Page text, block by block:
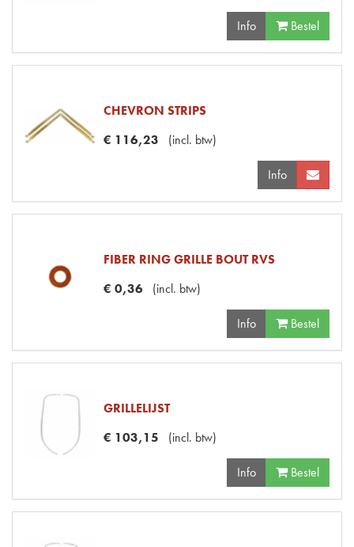
Info Bestel
CHEVRON STRIPS
€ 116,23 (incl. btw)
Info
FIBER RING GRILLE BOUT RVS
€ 0,36 (incl. btw)
Info Bestel
GRILLELIJST
€ 103,15 (incl. btw)
Info Bestel